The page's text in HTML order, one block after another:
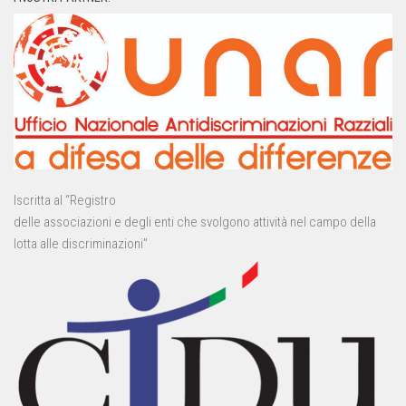
Iscritta al “Registro
delle associazioni e degli enti che svolgono attività nel campo della
lotta alle discriminazioni”